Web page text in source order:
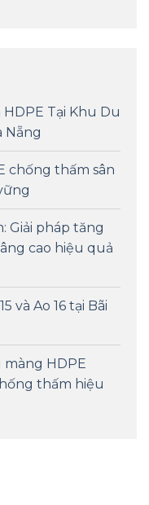
Tại Khu Du
Nẵng
chống thấm sân
Giải pháp tăng
cao hiệu quả
và Ao 16 tại Bãi
HDPE
thấm hiệu